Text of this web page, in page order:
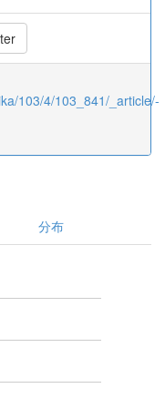
103/4/103_841/_article/-
分布